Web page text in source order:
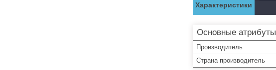
Характеристики
Основные атрибуты
Производитель
Страна производитель